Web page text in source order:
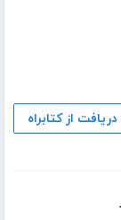
دریافت از کتابراه